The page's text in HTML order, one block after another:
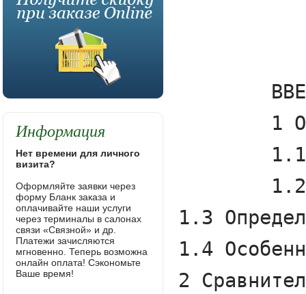
Информация
Нет времени для личного
визита?
Оформляйте заявки через
форму Бланк заказа и
оплачивайте наши услуги
через терминалы в салонах
связи «Связной» и др.
Платежи зачисляются
мгновенно. Теперь возможна
онлайн оплата! Сэкономьте
Ваше время!